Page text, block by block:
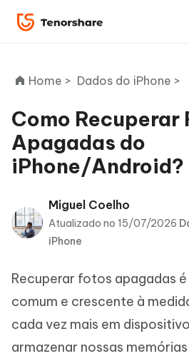
ReiBoot
for iOS
PDNob
PDF
Editor
Novo
iAnyGo
Home > Dados do iPhone >
Como Recuperar
Apagadas do
iPhone/Android?
Miguel Coelho
Atualizado no 15/07/2026
iPhone
Recuperar fotos apagadas
comum e crescente à
cada vez mais em
armazenar nossas